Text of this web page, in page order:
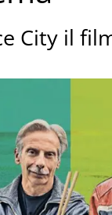
City il